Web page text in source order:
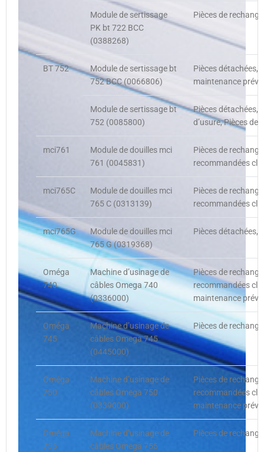
Module de sertissage
PK bt 722 BCC
(0388268)
Pièces de
BT 752
Module de sertissage bt
752 BCC (0066806)
Pièces détachées,
maintenance
Module de sertissage bt
752 (0085800)
Pièces détachées,
d’usure, Pièces
mci761
Module de douilles mci
761 (0045831)
Pièces de
recommandées
mci765C
Module de douilles mci
765 C (0313139)
Pièces de
recommandées
mci765G
Module de douilles mci
765 G (0319368)
Pièces détachées,
Oméga
740
Machine d’usinage de
câbles Omega 740
(0336000)
Pièces de
recommandées
maintenance
Oméga
745
Machine d’usinage de
câbles Omega 745
(0445000)
Pièces de
Oméga
750
Machine d’usinage de
câbles Omega 750
(0339000)
Pièces de
recommandées
maintenance
Oméga
755
Machine d’usinage de
câbles Omega 755
Pièces de